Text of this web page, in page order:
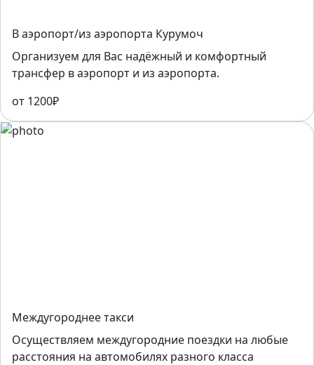
В аэропорт/из аэропорта Курумоч
Организуем для Вас надёжный и комфортный
трансфер в аэропорт и из аэропорта.
от 1200₽
Междугороднее такси
Осуществляем междугородние поездки на любые
расстояния на автомобилях разного класса